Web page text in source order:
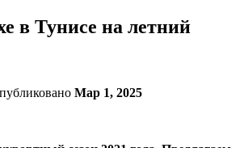
в Тунисе на летний
Мар 1, 2025